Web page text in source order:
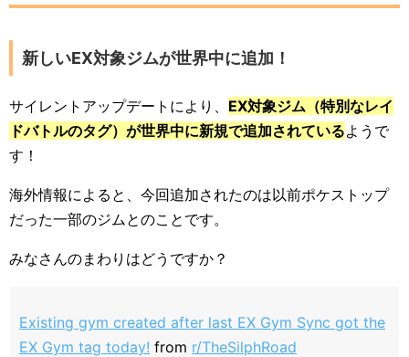
新しいEX対象ジムが世界中に追加！
サイレントアップデートにより、 EX対象ジム（特別なレイ
ドバトルのタグ）が世界中に新規で追加されているようで
す！
海外情報によると、今回追加されたのは以前ポケストップ
だった一部のジムとのことです。
みなさんのまわりはどうですか？
Existing gym created after last EX Gym Sync got the
EX Gym tag today! from r/TheSilphRoad